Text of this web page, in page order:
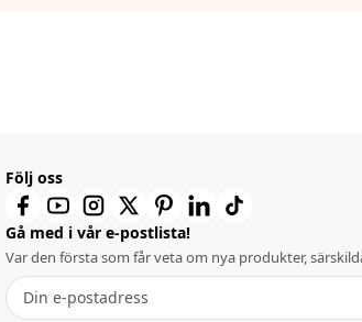
Följ oss
Gå med i vår e-postlista!
Var den första som får veta om nya produkter,